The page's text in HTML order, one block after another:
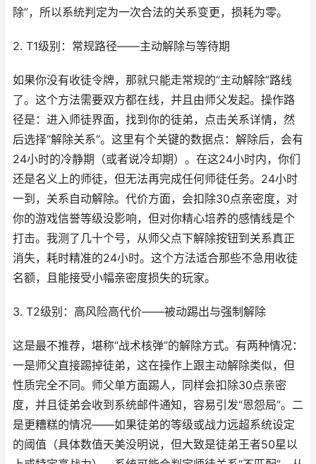
除”，所以系统判定为一次合法的关系变更，损耗为零。
2. T1级别：常规路径——主动解除与等待期
如果你没有收徒令牌，那就只能走常规的“主动解除”路线
了。这个方法需要双方都在线，并且由师父发起。操作路
径是：进入师徒界面，找到你的徒弟，点击关系详情，然
后选择“解除关系”。这里有个关键的数据点：解除后，会有
24小时的冷静期（或者说冷却期）。在这24小时内，你们
还是名义上的师徒，但无法再完成任何师徒任务。24小时
一到，关系自动解除。代价方面，会扣除30点亲密度，对
你的游戏信誉等级没影响，但对你精心培养的感情线是个
打击。我测了几十个号，从师父点下解除按钮到关系真正
消失，耗时精准的24小时。这个方法适合那些不急用收徒
名额，且能接受小幅亲密度损失的玩家。
3. T2级别：高风险高代价——被动踢出与强制解除
这是最不推荐，堪称“战术核弹”的解除方式。有两种情况：
一是师父直接踢掉徒弟，这在操作上跟主动解除类似，但
性质完全不同。师父单方面踢人，同样会扣除30点亲密
度，并且徒弟会收到系统邮件通知，容易引发“恩怨局”。二
是更糟糕的情况——如果徒弟的等级或战力远超系统设定
的阈值（具体数值天美没明说，但大致是徒弟王者50星以